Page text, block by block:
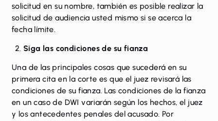
solicitud en su nombre, también es posible realizar la
solicitud de audiencia usted mismo si se acerca la
fecha límite.
Siga las condiciones de su fianza
Una de las principales cosas que sucederá en su
primera cita en la corte es que el juez revisará las
condiciones de su fianza. Las condiciones de la fianza
en un caso de DWI variarán según los hechos, el juez
y los antecedentes penales del acusado. Por